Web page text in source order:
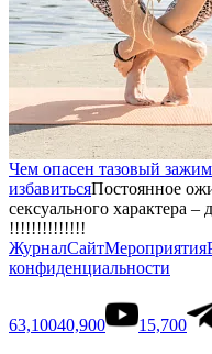
Чем опасен тазовый
избавитьсяПостоянное
сексуального характера –
!!!!!!!!!!!!!!
ЖурналСайтМероприятия
конфиденциальности
63,10040,900 15,700